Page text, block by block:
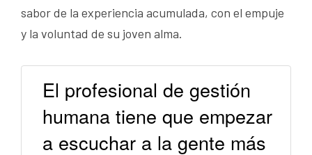
sabor de la experiencia acumulada, con el empuje
y la voluntad de su joven alma.
El profesional de gestión
humana tiene que empezar
a escuchar a la gente más